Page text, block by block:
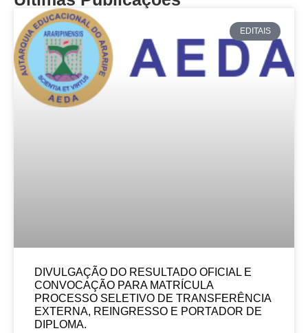
EDITAIS
DIVULGAÇÃO DO RESULTADO OFICIAL E
CONVOCAÇÃO PARA MATRÍCULA
PROCESSO SELETIVO DE TRANSFERÊNCIA
EXTERNA, REINGRESSO E PORTADOR DE
DIPLOMA.